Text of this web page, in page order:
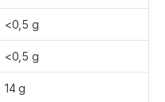
<0,5 g
<0,5 g
14 g